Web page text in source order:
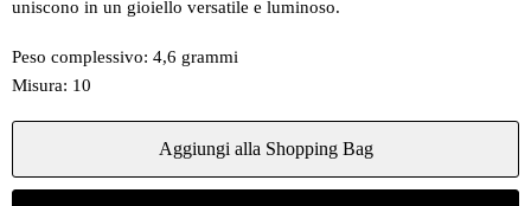
uniscono in un gioiello versatile e luminoso.
Peso complessivo: 4,6 grammi
Misura: 10
Aggiungi alla Shopping Bag